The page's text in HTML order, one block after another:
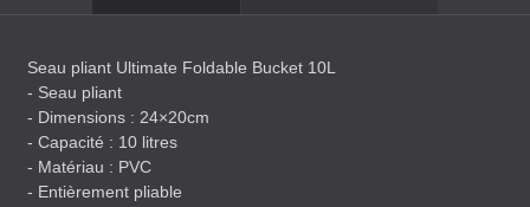
Seau pliant Ultimate Foldable Bucket 10L
- Seau pliant
- Dimensions : 24×20cm
- Capacité : 10 litres
- Matériau : PVC
- Entièrement pliable